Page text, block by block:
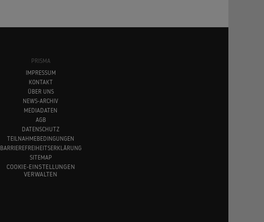
PRISMA
IMPRESSUM
KONTAKT
ÜBER UNS
NEWS-ARCHIV
MEDIADATEN
AGB
DATENSCHUTZ
TEILNAHMEBEDINGUNGEN
BARRIEREFREIHEITSERKLÄRUNG
SITEMAP
COOKIE-EINSTELLUNGEN
VERWALTEN